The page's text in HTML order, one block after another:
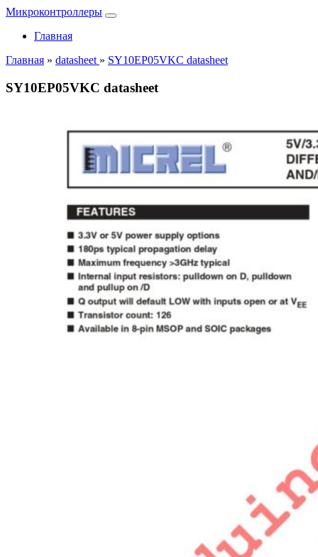
Микроконтроллеры
Главная
Главная » datasheet » SY10EP05VKC datasheet
SY10EP05VKC datasheet